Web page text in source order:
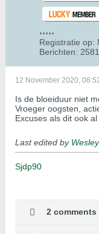
Registratie op:
Berichten: 2581
12 November 2020,
Is de bloeiduur niet
Vroeger oogsten,
Excuses als dit ook al
Last edited by
Sjdp90
2 comments